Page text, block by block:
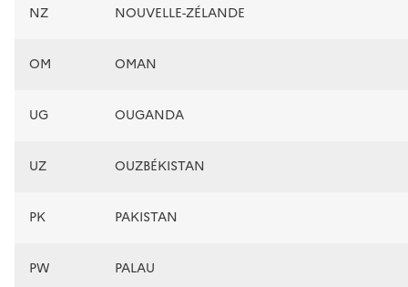
NZ NOUVELLE-ZÉLANDE
OM OMAN
UG OUGANDA
UZ OUZBÉKISTAN
PK PAKISTAN
PW PALAU